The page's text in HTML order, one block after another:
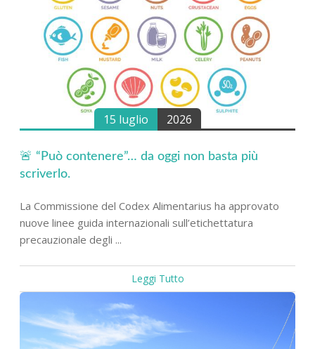
15 luglio 2026
🚨 “Può contenere”… da oggi non basta più
scriverlo.
La Commissione del Codex Alimentarius ha approvato
nuove linee guida internazionali sull’etichettatura
precauzionale degli ...
Leggi Tutto